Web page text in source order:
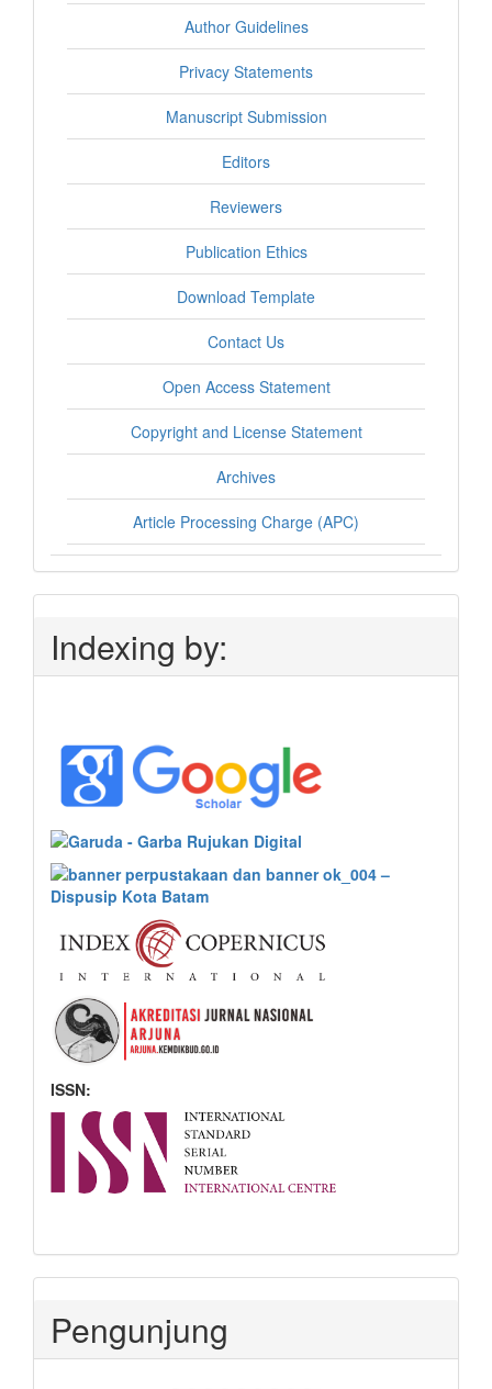
Author Guidelines
Privacy Statements
Manuscript Submission
Editors
Reviewers
Publication Ethics
Download Template
Contact Us
Open Access Statement
Copyright and License Statement
Archives
Article Processing Charge (APC)
Indexing by:
ISSN:
Pengunjung